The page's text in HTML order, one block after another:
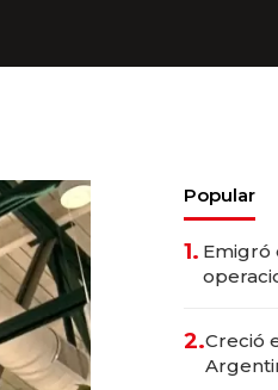
Popular
1. Emigró
2.Creció